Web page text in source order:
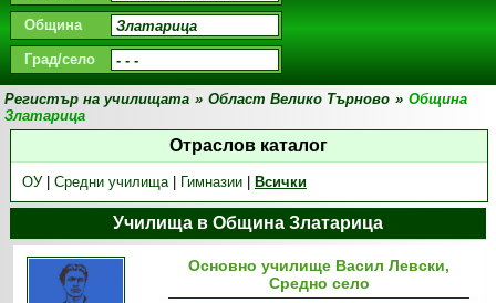
Община
Град/село
Регистър на училищата » Област Велико Търново » Община
Златарица
Отраслов каталог
ОУ| Средни училища| Гимназии| Всички
Училища в Община Златарица
Основно училище Васил Левски,
Средно село